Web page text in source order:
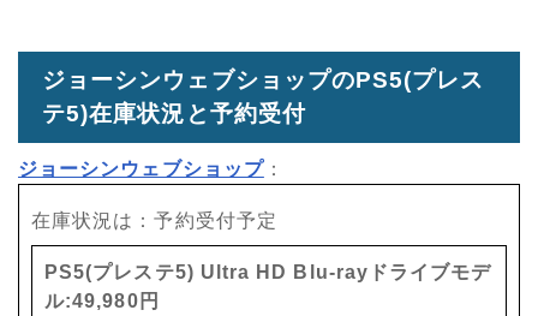
ジョーシンウェブショップのPS5(プレス
テ5)在庫状況と予約受付
ジョーシンウェブショップ：
在庫状況は：予約受付予定
PS5(プレステ5) Ultra HD Blu-rayドライブモデ
ル:49,980円